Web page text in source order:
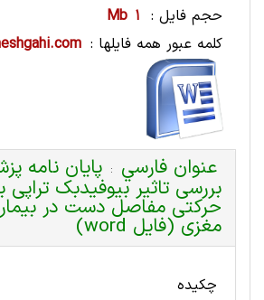
حجم فایل : 1 Mb
کلمه عبور همه فایلها :
عنوان فارسي : پایان نامه
بررسی تاثیر بیوفیدبک تراپی
حرکتی مفاصل دست در
مغزی (فایل word)
چکیده